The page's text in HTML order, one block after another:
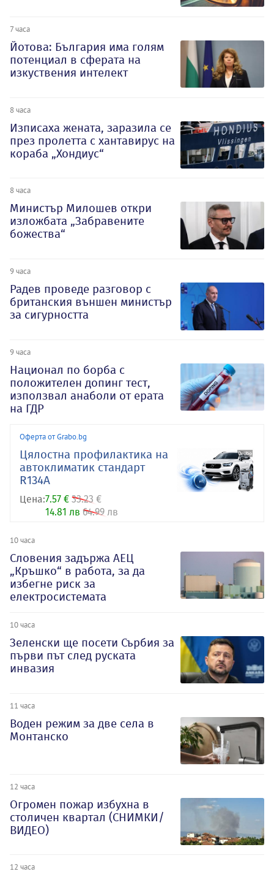
7 часа
Йотова: България има голям
потенциал в сферата на
изкуствения интелект
8 часа
Изписаха жената, заразила се
през пролетта с хантавирус на
кораба „Хондиус“
8 часа
Министър Милошев откри
изложбата „Забравените
божества“
9 часа
Радев проведе разговор с
британския външен министър
за сигурността
9 часа
Национал по борба с
положителен допинг тест,
използвал анаболи от ерата
на ГДР
Оферта от Grabo.bg
Цялостна профилактика на
автоклиматик стандарт
R134A
Цена:7.57 € 33.23 €
14.81 лв 64.99 лв
10 часа
Словения задържа АЕЦ
„Кръшко“ в работа, за да
избегне риск за
електросистемата
10 часа
Зеленски ще посети Сърбия за
първи път след руската
инвазия
11 часа
Воден режим за две села в
Монтанско
12 часа
Огромен пожар избухна в
столичен квартал (СНИМКИ/
ВИДЕО)
12 часа